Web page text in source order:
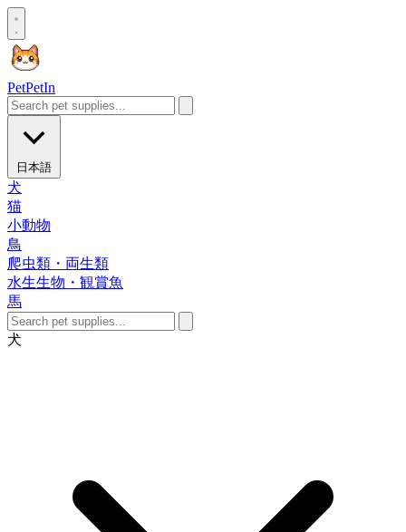
PetPetIn
日本語
犬
猫
小動物
鳥
爬虫類・両生類
水生生物・観賞魚
馬
犬